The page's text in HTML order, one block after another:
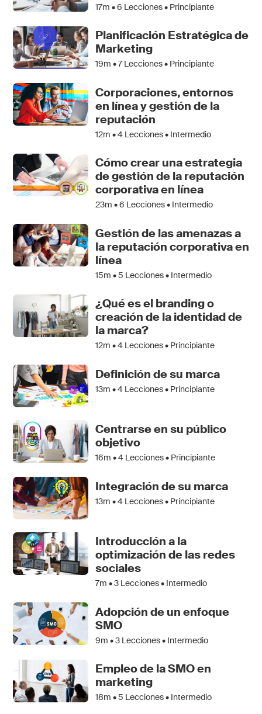
17m •6 Lecciones • Principiante
Planificación Estratégica de
Marketing
19m •7Lecciones • Principiante
Corporaciones, entornos
en línea y gestión de la
reputación
12m •4 Lecciones • Intermedio
Cómo crear una estrategia
de gestión de la reputación
corporativa en línea
23m •6 Lecciones • Intermedio
Gestión de las amenazas a
la reputación corporativa en
línea
15m •5 Lecciones • Intermedio
¿Qué es el branding o
creación de la identidad de
la marca?
12m •4 Lecciones • Principiante
Definición de su marca
13m •4 Lecciones • Principiante
Centrarse en su público
objetivo
16m •4 Lecciones • Principiante
Integración de su marca
13m •4 Lecciones • Principiante
Introducción a la
optimización de las redes
sociales
7m •3 Lecciones • Intermedio
Adopción de un enfoque
SMO
9m •3 Lecciones • Intermedio
Empleo de la SMO en
marketing
18m •5 Lecciones • Intermedio